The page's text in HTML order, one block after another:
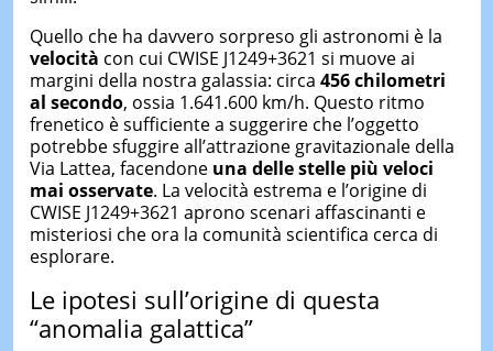
Quello che ha davvero sorpreso gli astronomi è la
velocità con cui CWISE J1249+3621 si muove ai
margini della nostra galassia: circa 456 chilometri
al secondo, ossia 1.641.600 km/h. Questo ritmo
frenetico è sufficiente a suggerire che l’oggetto
potrebbe sfuggire all’attrazione gravitazionale della
Via Lattea, facendone una delle stelle più veloci
mai osservate. La velocità estrema e l’origine di
CWISE J1249+3621 aprono scenari affascinanti e
misteriosi che ora la comunità scientifica cerca di
esplorare.
Le ipotesi sull’origine di questa
“anomalia galattica”